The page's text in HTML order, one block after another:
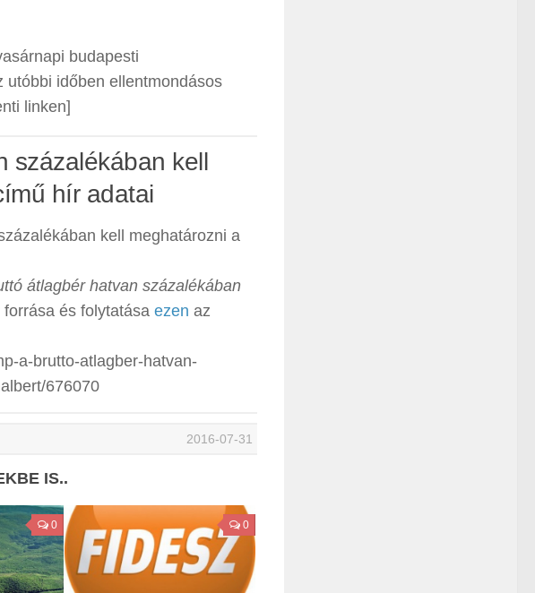
budapesti
utóbbi időben ellentmondásos
linken]
százalékában kell
hír adatai
kell meghatározni a
átlagbér hatvan százalékában
és folytatása ezen az
a-brutto-atlagber-hatvan-
676070
2016-07-31
IS..
0 0